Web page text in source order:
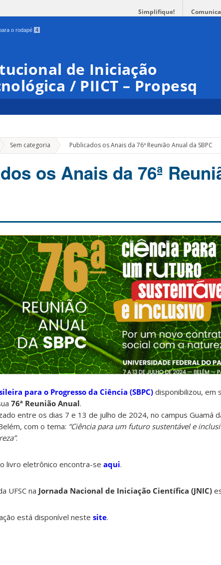
Simplifique!
o rodapé 4
de Iniciação
/ PIICT – Propesq
Sem categoria » Publicados os Anais da 76ª Reunião Anual da SBPC
os Anais da 76ª
para o Progresso da Ciência (SBPC) disponibilizou, em
76ª Reunião Anual.
entre os dias 7 e 13 de julho de 2024, no campus Guamá
com o tema: “Ciência para um futuro sustentável e
.
livro eletrônico encontra-se aqui.
UFSC na Jornada Nacional de Iniciação Científica (JNIC)
está disponível neste site.